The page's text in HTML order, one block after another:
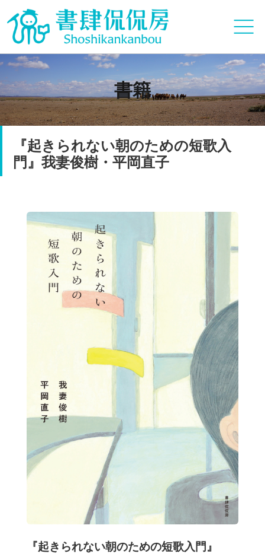
書籍
『起きられない朝のための短歌入
門』我妻俊樹・平岡直子
『起きられない朝のための短歌入門』